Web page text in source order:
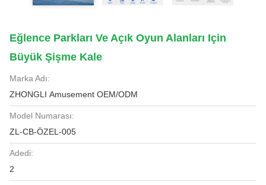
Eğlence Parkları Ve Açık Oyun Alanları Için
Büyük Şişme Kale
Marka Adı:
ZHONGLI Amusement OEM/ODM
Model Numarası:
ZL-CB-ÖZEL-005
Adedi:
2